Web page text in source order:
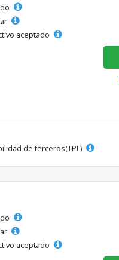
aceptado
de terceros(TPL)
aceptado